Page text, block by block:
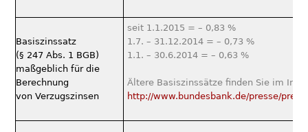
Basiszinssatz
(§ 247 Abs. 1 BGB)
maßgeblich für die
Berechnung
von Verzugszinsen
seit 1.1.2015 = – 0,83 %
1.7. – 31.12.2014 = – 0,73 %
1.1. – 30.6.2014 = – 0,63 %
Ältere Basiszinssätze ﬁnden Sie im
http://www.bundesbank.de/presse/